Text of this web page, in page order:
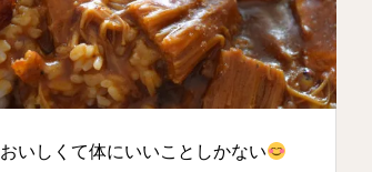
おいしくて体にいいことしかない